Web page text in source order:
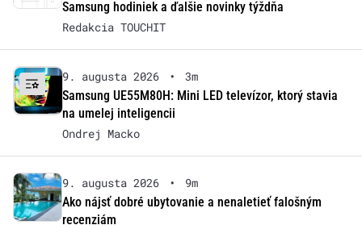
Samsung hodiniek a ďalšie novinky týždňa
Redakcia TOUCHIT
9. augusta 2026 •
3m
Samsung UE55M80H: Mini LED televízor, ktorý stavia
na umelej inteligencii
Ondrej Macko
9. augusta 2026 •
9m
Ako nájsť dobré ubytovanie a nenaletieť falošným
recenziám